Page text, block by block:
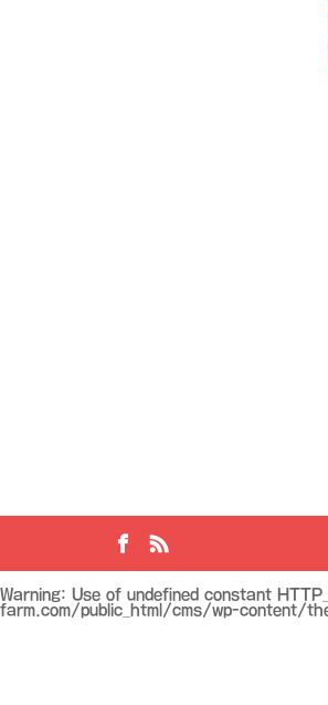
Warning: Use of undefined constant
farm.com/public_html/cms/wp-content/